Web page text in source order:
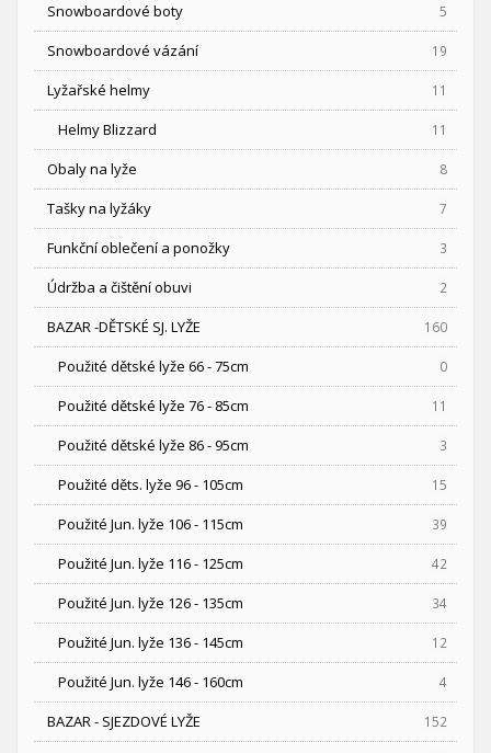
Snowboardové boty 5
Snowboardové vázání 19
Lyžařské helmy 11
Helmy Blizzard 11
Obaly na lyže 8
Tašky na lyžáky 7
Funkční oblečení a ponožky 3
Údržba a čištění obuvi 2
BAZAR -DĚTSKÉ SJ. LYŽE 160
Použité dětské lyže 66 - 75cm 0
Použité dětské lyže 76 - 85cm 11
Použité dětské lyže 86 - 95cm 3
Použité děts. lyže 96 - 105cm 15
Použité Jun. lyže 106 - 115cm 39
Použité Jun. lyže 116 - 125cm 42
Použité Jun. lyže 126 - 135cm 34
Použité Jun. lyže 136 - 145cm 12
Použité Jun. lyže 146 - 160cm 4
BAZAR - SJEZDOVÉ LYŽE 152